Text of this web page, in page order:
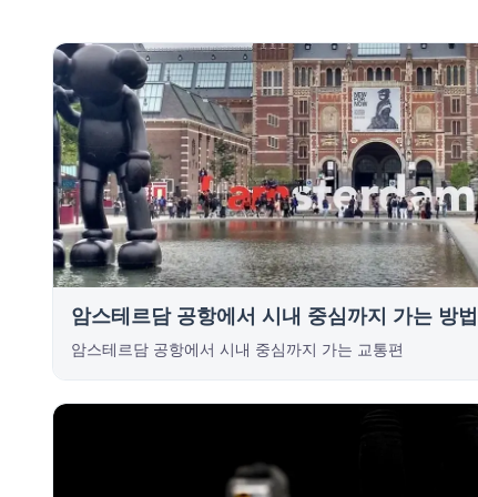
암스테르담 공항에서 시내 중심까지 가는 방법
암스테르담 공항에서 시내 중심까지 가는 교통편